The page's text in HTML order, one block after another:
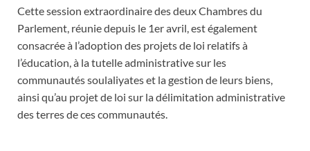
Cette session extraordinaire des deux Chambres du
Parlement, réunie depuis le 1er avril, est également
consacrée à l’adoption des projets de loi relatifs à
l’éducation, à la tutelle administrative sur les
communautés soulaliyates et la gestion de leurs biens,
ainsi qu’au projet de loi sur la délimitation administrative
des terres de ces communautés.